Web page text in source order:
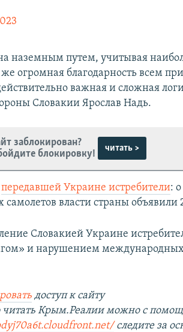
наземным путем, учитывая
огромная благодарность всем
важная и сложная
Словакии Ярослав Надь.
заблокирован?
блокировку!
читать >
передавшей Украине истребители: о
власти страны объявили
Словакией Украине
и нарушением
доступ к сайту
читать Крым.Реалии можно с
следите за